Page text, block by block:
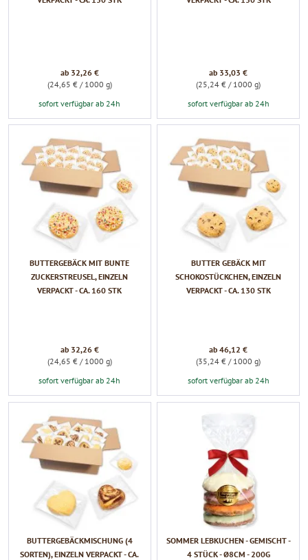
ab 32,26 €
(24,65 € / 1000 g)
sofort verfügbar ab 24h
ab 33,03 €
(25,24 € / 1000 g)
sofort verfügbar ab 24h
BUTTERGEBÄCK MIT BUNTE
ZUCKERSTREUSEL, EINZELN
VERPACKT - CA. 160 STK
ab 32,26 €
(24,65 € / 1000 g)
sofort verfügbar ab 24h
BUTTER GEBÄCK MIT
SCHOKOSTÜCKCHEN, EINZELN
VERPACKT - CA. 130 STK
ab 46,12 €
(35,24 € / 1000 g)
sofort verfügbar ab 24h
BUTTERGEBÄCKMISCHUNG (4
SORTEN), EINZELN VERPACKT - CA.
SOMMER LEBKUCHEN - GEMISCHT -
4 STÜCK - Ø8CM - 200G